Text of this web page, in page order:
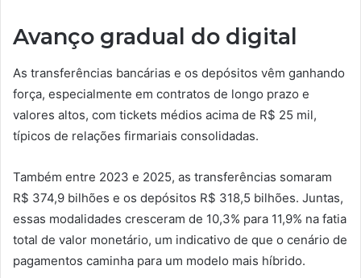
Avanço gradual do digital
As transferências bancárias e os depósitos vêm ganhando
força, especialmente em contratos de longo prazo e
valores altos, com tickets médios acima de R$ 25 mil,
típicos de relações firmariais consolidadas.
Também entre 2023 e 2025, as transferências somaram
R$ 374,9 bilhões e os depósitos R$ 318,5 bilhões. Juntas,
essas modalidades cresceram de 10,3% para 11,9% na fatia
total de valor monetário, um indicativo de que o cenário de
pagamentos caminha para um modelo mais híbrido.